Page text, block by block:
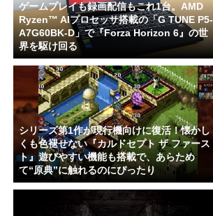
ゲームプレイも録画配信もこれ1台。AMD
Ryzen™ AIプロセッサ搭載の「G TUNE P5-
A7G60BK-D」で『Forza Horizon 6』の世
界を駆け回る
シリーズ第1作が現行機向けに復活！懐かし
くも色褪せない『カルドセプト ザ ファース
ト』遊びやすい機能も搭載で、あらため
て“原典”に触れるのにぴったり